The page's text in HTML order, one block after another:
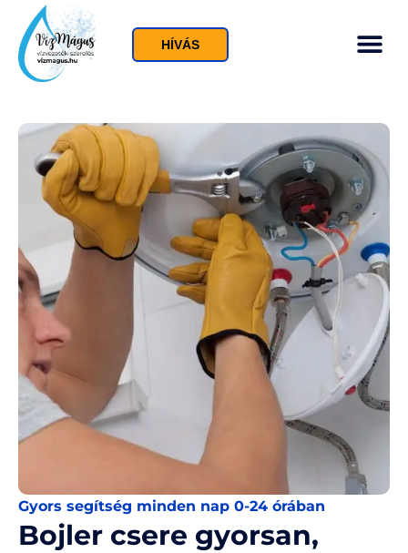
HÍVÁS
Gyors segítség minden nap 0-24 órában
Bojler csere gyorsan,